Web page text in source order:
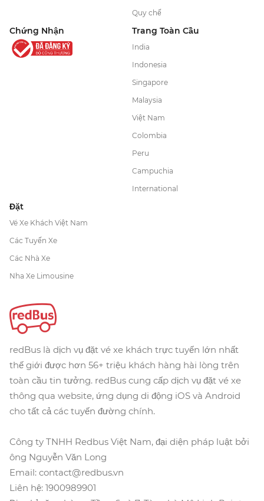
Quy chế
Chứng Nhận Trang Toàn Cầu
India
Indonesia
Singapore
Malaysia
Việt Nam
Colombia
Peru
Campuchia
International
Đặt
Vé Xe Khách Việt Nam
Các Tuyến Xe
Các Nhà Xe
Nha Xe Limousine
redBus là dịch vụ đặt vé xe khách trực tuyến lớn nhất
thế giới được hơn 56+ triệu khách hàng hài lòng trên
toàn cầu tin tưởng. redBus cung cấp dịch vụ đặt vé xe
thông qua website, ứng dụng di động iOS và Android
cho tất cả các tuyến đường chính.
Công ty TNHH Redbus Việt Nam, đại diện pháp luật bởi
ông Nguyễn Văn Long
Email: contact@redbus.vn
Liên hệ: 1900989901